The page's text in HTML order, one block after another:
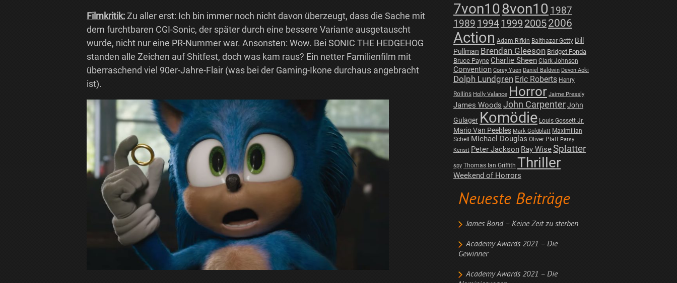
7von108von10 1987
1989 19941999 20052006
Action Adam Rifkin Balthazar Getty Bill
Pullman Brendan Gleeson Bridget Fonda
Bruce Payne Charlie Sheen Clark Johnson
Convention Corey Yuen Daniel Baldwin Devon Aoki
Dolph Lundgren Eric Roberts Henry
Rollins Holly Valance Horror Jaime Pressly
James Woods John CarpenterJohn
Gulager Komödie Louis Gossett Jr.
Mario Van Peebles Mark Goldblatt Maximilian
Schell
Michael Douglas Oliver Platt Patsy
Kensit Peter Jackson Ray WiseSplatter
spy Thomas Ian Griffith Thriller
Weekend of Horrors
Neueste Beiträge
James Bond – Keine Zeit zu sterben
Academy Awards 2021 – Die
Gewinner
Academy Awards 2021 – Die
Filmkritik:Zu aller erst: Ich bin immer noch nicht davon überzeugt, dass die Sache mit
dem furchtbaren CGI-Sonic, der später durch eine bessere Variante ausgetauscht
wurde, nicht nur eine PR-Nummer war. Ansonsten: Wow. Bei SONIC THE HEDGEHOG
standen alle Zeichen auf Shitfest, doch was kam raus? Ein netter Familienfilm mit
überraschend viel 90er-Jahre-Flair (was bei der Gaming-Ikone durchaus angebracht
ist).